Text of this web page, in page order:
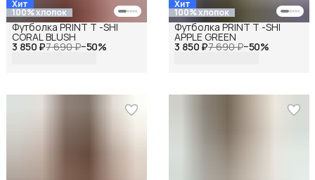
Хит
100% хлопок
3 850 ₽7 690 ₽−50%
Футболка PRINT T -SHI
CORAL BLUSH
Хит
100% хлопок
3 850 ₽7 690 ₽−50%
Футболка PRINT T -SHI
APPLE GREEN